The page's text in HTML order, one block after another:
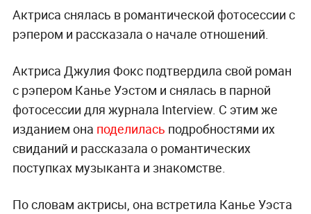
Актриса снялась в романтической фотосессии с
рэпером и рассказала о начале отношений.
Актриса Джулия Фокс подтвердила свой роман
с рэпером Канье Уэстом и снялась в парной
фотосессии для журнала Interview. С этим же
изданием она поделилась подробностями их
свиданий и рассказала о романтических
поступках музыканта и знакомстве.
По словам актрисы, она встретила Канье Уэста